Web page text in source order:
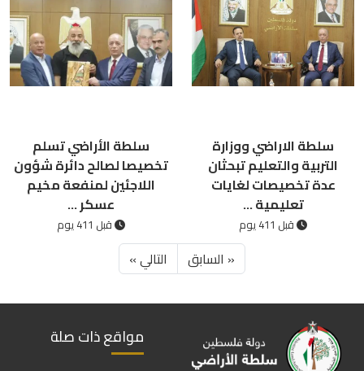
سلطة الاراضي ووزارة
التربية والتعليم تبحثان
عدة تخصيصات لغايات
تعليمية ...
قبل 411 يوم
سلطة الأراضي تسلم
تخصيصا لصالح دائرة شؤون
اللاجئين لمنفعة مخيم
عسكر ...
قبل 411 يوم
« السابق التالي »
مواقع ذات صلة